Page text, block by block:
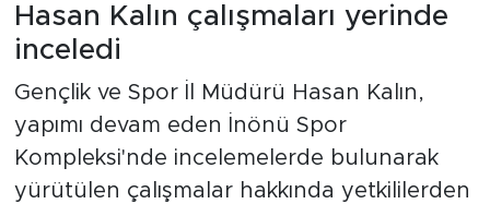
Hasan Kalın çalışmaları yerinde
inceledi
Gençlik ve Spor İl Müdürü Hasan Kalın,
yapımı devam eden İnönü Spor
Kompleksi'nde incelemelerde bulunarak
yürütülen çalışmalar hakkında yetkililerden